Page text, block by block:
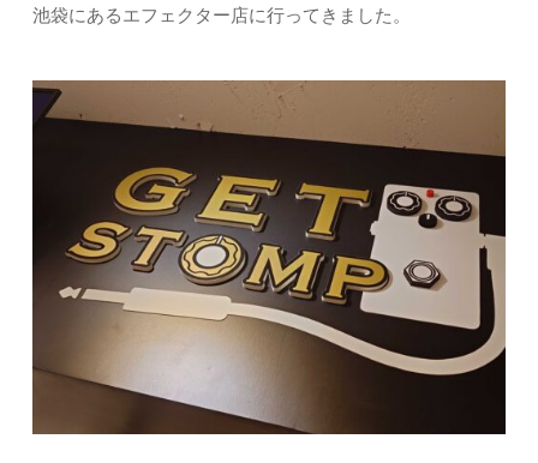
池袋にあるエフェクター店に行ってきました。